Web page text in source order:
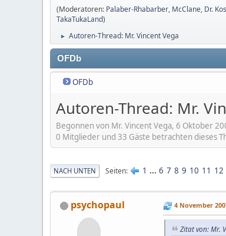
(Moderatoren: Palaber-Rhabarber, McClane, Dr.
TakaTukaLand)
► Autoren-Thread: Mr. Vincent Vega
OFDb
OFDb
Autoren-Thread: Mr.
Begonnen von Mr. Vincent Vega, 6 Oktober
0 Mitglieder und 33 Gäste betrachten dieses
NACH UNTEN Seiten 1 ... 6 7 8 9 10 11 12
psychopaul 4 November
Zitat von: Mr.